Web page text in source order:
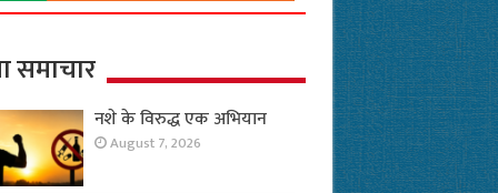
समाचार
नशे के विरुद्ध एक अभियान
August 7, 2026